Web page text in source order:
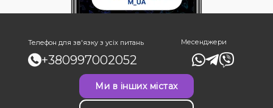
Телефон для зв'язку з усіх питань
+380997002052
Месенджери
Ми в інших містах